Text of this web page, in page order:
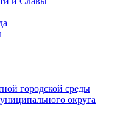
городской среды
округа